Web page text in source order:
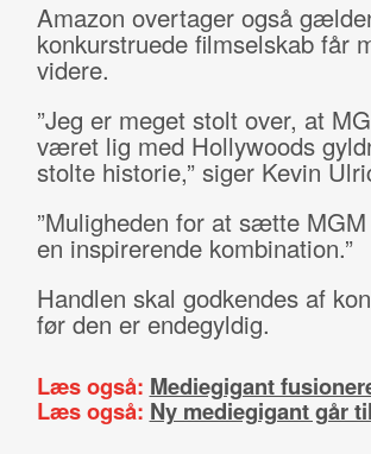
Amazon overtager også
konkurstruede filmselskab får
videre.
”Jeg er meget stolt over, at
været lig med Hollywoods
stolte historie,” siger Kevin
”Muligheden for at sætte
en inspirerende kombination.”
Handlen skal godkendes af
før den er endegyldig.
Læs også: Mediegigant
Læs også: Ny mediegigant går